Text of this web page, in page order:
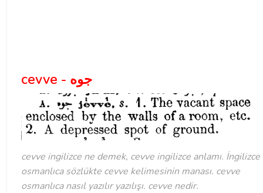
cevve - جوه
cevve ingilizce ne demek, cevve ingilizce anlamı. İngilizce
osmanlıca sözlükte cevve kelimesinin manası. cevve
osmanlıca nasıl yazılır yazılışı. cevve nedir.